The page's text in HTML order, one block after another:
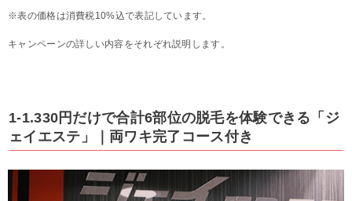
※表の価格は消費税10%込で表記しています。
キャンペーンの詳しい内容をそれぞれ説明します。
1-1.330円だけで合計6部位の脱毛を体験できる「ジ
ェイエステ」｜両ワキ完了コース付き